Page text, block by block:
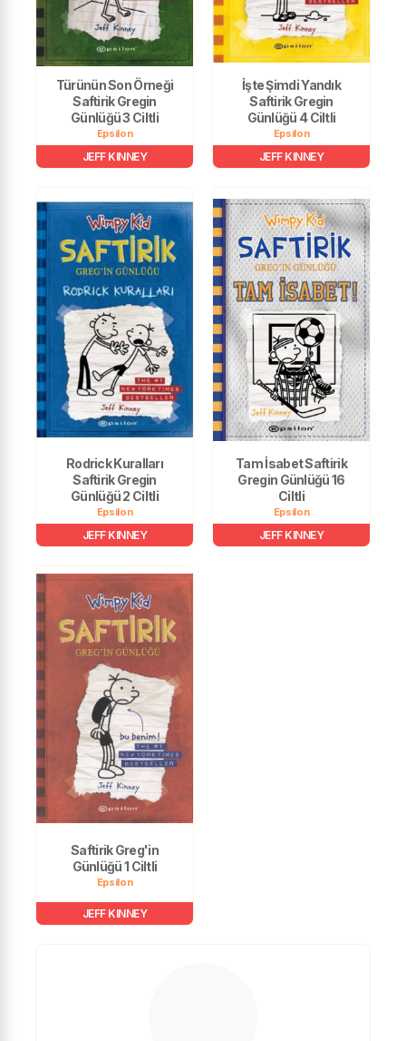
Türünün Son Örneği
Saftirik Gregin
Günlüğü 3 Ciltli
Epsilon
JEFF KINNEY
İşte Şimdi Yandık
Saftirik Gregin
Günlüğü 4 Ciltli
Epsilon
JEFF KINNEY
Rodrick Kuralları
Saftirik Gregin
Günlüğü 2 Ciltli
Epsilon
JEFF KINNEY
Tam İsabet Saftirik
Gregin Günlüğü 16
Ciltli
Epsilon
JEFF KINNEY
Saftirik Greg'in
Günlüğü 1 Ciltli
Epsilon
JEFF KINNEY